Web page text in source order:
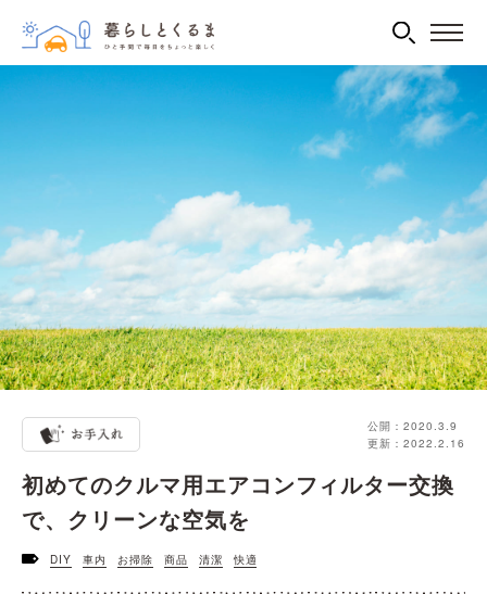
公開：2020.3.9
更新：2022.2.16
初めてのクルマ用エアコンフィルター交換
で、クリーンな空気を
DIY 車内 お掃除 商品 清潔 快適